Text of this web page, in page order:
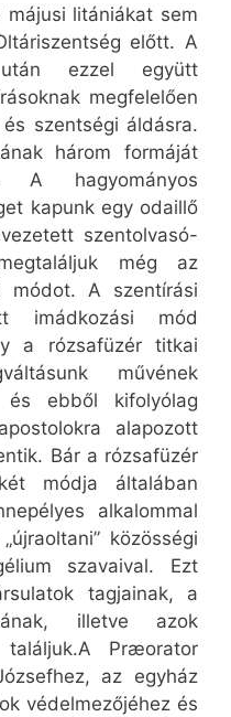
litániákat sem
előtt. A
ezzel együtt
megfelelően
szentségi áldásra.
három formáját
A hagyományos
kapunk egy odaillő
szentolvasó-
még az
módot. A szentírási
imádkozási mód
a rózsafüzér titkai
művének
és ebből kifolyólag
alapozott
Bár a rózsafüzér
módja általában
alkalommal
közösségi
szavaival. Ezt
tagjainak, a
illetve azok
találjuk.A Præorator
az egyház
védelmezőjéhez és